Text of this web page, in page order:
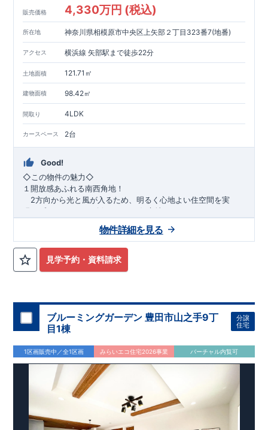
757m（徒歩10分）​新戸診療所 約772m
磯部郵便局 約900m（徒歩12分）​磯部クリニック 約
948m （徒歩12分）
■東栄住宅の家作り■​■ブルーミングガーデンのこだわり■
↑ ​
の技術基準をクリア☆】​１ 耐久性/２劣化対策
住宅面積
５省エネルギー性
■住宅性能評価ダブル取得​スマートフォンで見やすい特設サイ
トはこちら
★​物件のご案内は、
スムーズにご案内が可能♪​お気軽にお問い合わせください♪​お
問い合わせお待ちしております
場合は、現地確認の他に近くにある同仕様の完成物件をご案内
致します。
販売価格 4,330万円 (税込)
所在地 神奈川県相模原市中央区上矢部２丁目323番7(地番)
アクセス 横浜線 矢部駅まで徒歩22分
土地面積 121.71㎡
建物面積 98.42㎡
間取り 4LDK
カースペース 2台
Good!
​◇この物件の魅力◇
１開放感あふれる南西角地！
2方向から光と風が入るため、明るく心地よい住空間を実
現。プライバシーも確保しやすい好立地です♪
最寄りの矢部駅まで徒歩22分で、駅利用も可能。生活施設や
公園も身近にあり、快適な新生活が始められます♪
​◇アクセス◇
◇ロケーション◇
・相模原市立大野北小学校 徒歩22分
・コープときわ店 徒歩9分
・フードワン淵野辺店 徒歩20分
​・セブンイレブン町田常盤店 徒歩11分
◇ブルーミングガーデンのこだわり◇
【全棟自社一貫体制】
・誰が、何をしたか。が明確だからこそ、お客様の安心に繋が
ります。
・設計、施工、営業が互いに協力しあい、最良のプランを提供
いたします。
・不要な中間マージンを抑えることで、コストダウンに努めて
見学予約・資料請求
物件詳細を見る
ブルーミングガーデン 豊田市山之手9丁
目1棟
分譲
住宅
1区画販売中／全1区画 みらいエコ住宅2026事業 バーチャル内覧可